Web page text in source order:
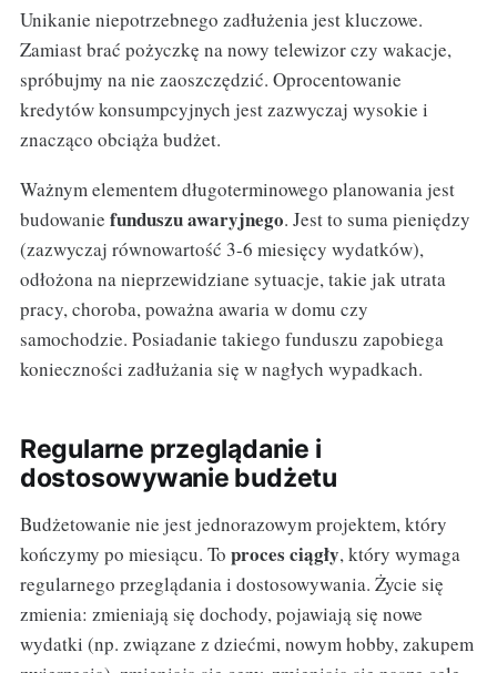
Unikanie niepotrzebnego zadłużenia jest kluczowe.
Zamiast brać pożyczkę na nowy telewizor czy wakacje,
spróbujmy na nie zaoszczędzić. Oprocentowanie
kredytów konsumpcyjnych jest zazwyczaj wysokie i
znacząco obciąża budżet.
Ważnym elementem długoterminowego planowania jest
budowanie funduszu awaryjnego. Jest to suma pieniędzy
(zazwyczaj równowartość 3-6 miesięcy wydatków),
odłożona na nieprzewidziane sytuacje, takie jak utrata
pracy, choroba, poważna awaria w domu czy
samochodzie. Posiadanie takiego funduszu zapobiega
konieczności zadłużania się w nagłych wypadkach.
Regularne przeglądanie i
dostosowywanie budżetu
Budżetowanie nie jest jednorazowym projektem, który
kończymy po miesiącu. To proces ciągły, który wymaga
regularnego przeglądania i dostosowywania. Życie się
zmienia: zmieniają się dochody, pojawiają się nowe
wydatki (np. związane z dziećmi, nowym hobby, zakupem